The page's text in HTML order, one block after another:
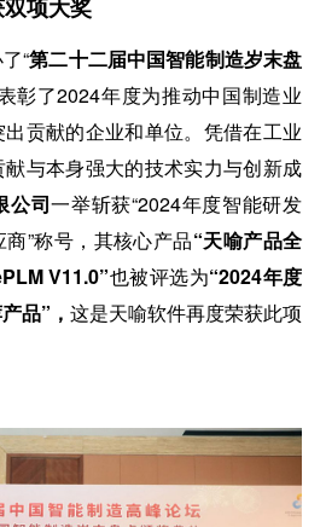
双项大奖
“第二十二届中国智能制造岁末盘
彰了2024年度为推动中国制造业
贡献的企业和单位。凭借在工业
与本身强大的技术实力与创新成
公司一举斩获“2024年度智能研发
”称号，其核心产品“天喻产品全
V11.0”也被评选为“2024年度
品”， 这是天喻软件再度荣获此项